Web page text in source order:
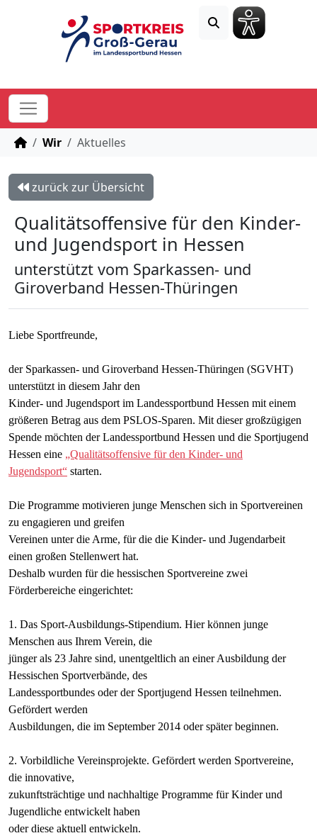
STARTSEITE
Wir Aktuelles
zurück zur Übersicht
Qualitätsoffensive für den Kinder-
und Jugendsport in Hessen
unterstützt vom Sparkassen- und
Giroverband Hessen-Thüringen
Liebe Sportfreunde,
der Sparkassen- und Giroverband Hessen-Thüringen (SGVHT)
unterstützt in diesem Jahr den
Kinder- und Jugendsport im Landessportbund Hessen mit einem
größeren Betrag aus dem PSLOS-Sparen. Mit dieser großzügigen
Spende möchten der Landessportbund Hessen und die Sportjugend
Hessen eine „Qualitätsoffensive für den Kinder- und
Jugendsport“ starten.
Die Programme motivieren junge Menschen sich in Sportvereinen
zu engagieren und greifen
Vereinen unter die Arme, für die die Kinder- und Jugendarbeit
einen großen Stellenwert hat.
Deshalb wurden für die hessischen Sportvereine zwei
Förderbereiche eingerichtet:
1. Das Sport-Ausbildungs-Stipendium. Hier können junge
Menschen aus Ihrem Verein, die
jünger als 23 Jahre sind, unentgeltlich an einer Ausbildung der
Hessischen Sportverbände, des
Landessportbundes oder der Sportjugend Hessen teilnehmen.
Gefördert werden
Ausbildungen, die im September 2014 oder später beginnen.
2. Vorbildliche Vereinsprojekte. Gefördert werden Sportvereine,
die innovative,
zukunftsträchtige und nachhaltige Programme für Kinder und
Jugendliche entwickelt haben
oder diese aktuell entwickeln.